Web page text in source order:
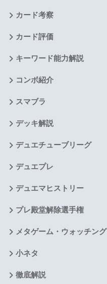
カード考察
カード評価
キーワード能力解説
コンボ紹介
スマブラ
デッキ解説
デュエチューブリーグ
デュエプレ
デュエマヒストリー
プレ殿堂解除選手権
メタゲーム・ウォッチング
小ネタ
徹底解説